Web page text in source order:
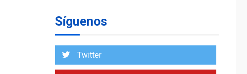
1
para alcanzar 3
ECONOMÍA ÚLTIMA HORA
Síguenos
Twitter